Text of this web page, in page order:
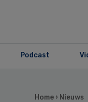
Podcast
Home › Nieuws